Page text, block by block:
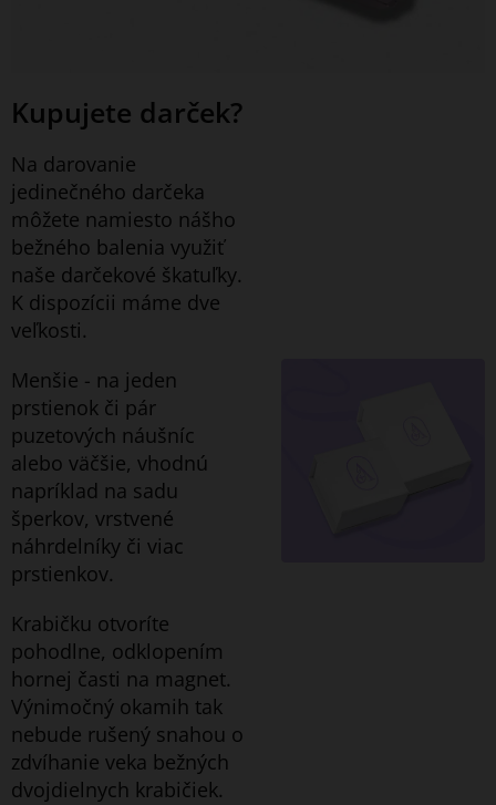
Kupujete darček?
Na darovanie
jedinečného darčeka
môžete namiesto nášho
bežného balenia využiť
naše darčekové škatuľky.
K dispozícii máme dve
veľkosti.
Menšie - na jeden
prstienok či pár
puzetových náušníc
alebo väčšie, vhodnú
napríklad na sadu
šperkov, vrstvené
náhrdelníky či viac
prstienkov.
Krabičku otvoríte
pohodlne, odklopením
hornej časti na magnet.
Výnimočný okamih tak
nebude rušený snahou o
zdvíhanie veka bežných
dvojdielnych krabičiek.